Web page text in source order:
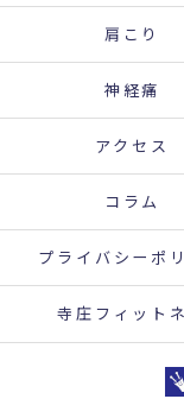
肩こり
神経痛
アクセス
コラム
プライバシーポ
寺庄フィット